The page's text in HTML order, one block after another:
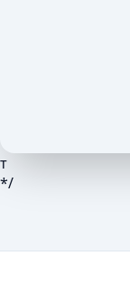
т
*/